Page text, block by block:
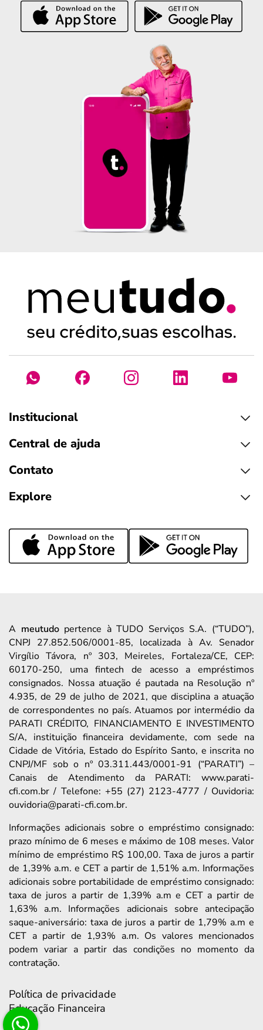
Institucional
Central de ajuda
Contato
Explore
A meutudopertence à TUDO Serviços S.A. (“TUDO”),
CNPJ 27.852.506/0001-85, localizada à Av. Senador
Virgílio Távora, nº 303, Meireles, Fortaleza/CE, CEP:
60170-250, uma fintech de acesso a empréstimos
consignados. Nossa atuação é pautada na Resolução nº
4.935, de 29 de julho de 2021, que disciplina a atuação
de correspondentes no país. Atuamos por intermédio da
PARATI CRÉDITO, FINANCIAMENTO E INVESTIMENTO
S/A, instituição financeira devidamente, com sede na
Cidade de Vitória, Estado do Espírito Santo, e inscrita no
CNPJ/MF sob o nº 03.311.443/0001-91 (“PARATI”) –
Canais de Atendimento da PARATI: www.parati-
cfi.com.br / Telefone: +55 (27) 2123-4777 / Ouvidoria:
ouvidoria@parati-cfi.com.br.
Informações adicionais sobre o empréstimo consignado:
prazo mínimo de 6 meses e máximo de 108 meses. Valor
mínimo de empréstimo R$ 100,00. Taxa de juros a partir
de 1,39% a.m. e CET a partir de 1,51% a.m. Informações
adicionais sobre portabilidade de empréstimo consignado:
taxa de juros a partir de 1,39% a.m e CET a partir de
1,63% a.m. Informações adicionais sobre antecipação
saque-aniversário: taxa de juros a partir de 1,79% a.m e
CET a partir de 1,93% a.m. Os valores mencionados
podem variar a partir das condições no momento da
contratação.
Política de privacidade
Educação Financeira